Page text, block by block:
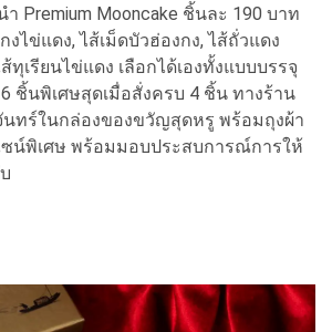
Premium Mooncake ชิ้นละ 190 บาท
งไข่แดง, ไส้เม็ดบัวฮ่องกง, ไส้ถั่วแดง
ทุเรียนไข่แดง เลือกได้เองทั้งแบบบรรจุ
ชิ้นพิเศษสุดเมื่อสั่งครบ 4 ชิ้น ทางร้าน
ทร์ในกล่องของขวัญสุดหรู พร้อมถุงผ้า
น์พิเศษ พร้อมมอบประสบการณ์การให้